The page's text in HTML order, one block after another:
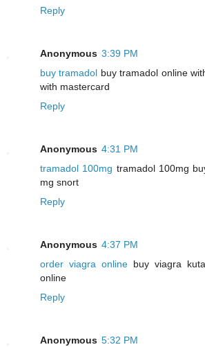
Reply
Anonymous 3:39 PM
buy tramadol buy tramadol online
with mastercard
Reply
Anonymous 4:31 PM
tramadol 100mg tramadol 100mg
mg snort
Reply
Anonymous 4:37 PM
order viagra online buy viagra
online
Reply
Anonymous 5:32 PM